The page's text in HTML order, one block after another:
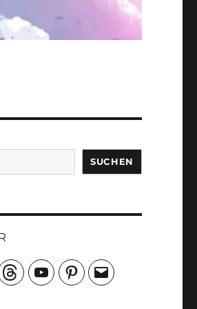
SUCHEN
ThreadsYouTubePinterest
E-
Mail